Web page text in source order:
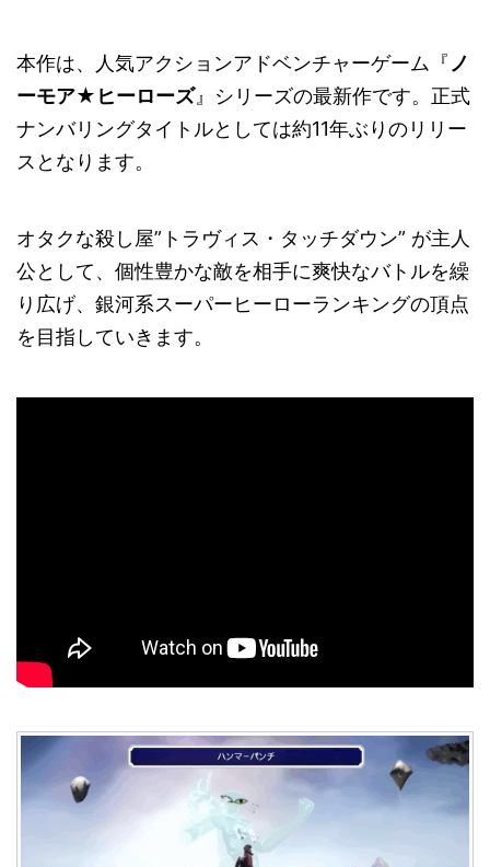
本作は、人気アクションアドベンチャーゲーム『ノ
ーモア★ヒーローズ』シリーズの最新作です。正式
ナンバリングタイトルとしては約11年ぶりのリリー
スとなります。
オタクな殺し屋”トラヴィス・タッチダウン” が主人
公として、個性豊かな敵を相手に爽快なバトルを繰
り広げ、銀河系スーパーヒーローランキングの頂点
を目指していきます。